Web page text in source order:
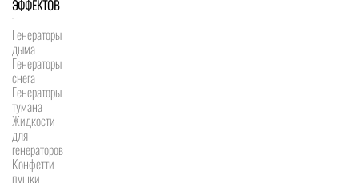
ЭФФЕКТОВ
Генераторы
дыма
Генераторы
снега
Генераторы
тумана
Жидкости
для
генераторов
Конфетти
пушки